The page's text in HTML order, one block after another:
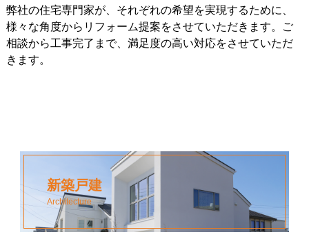
弊社の住宅専門家が、それぞれの希望を実現するために、
様々な角度からリフォーム提案をさせていただきます。ご
相談から工事完了まで、満足度の高い対応をさせていただ
きます。
新築戸建
Architecture